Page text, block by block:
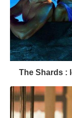
The Shards :